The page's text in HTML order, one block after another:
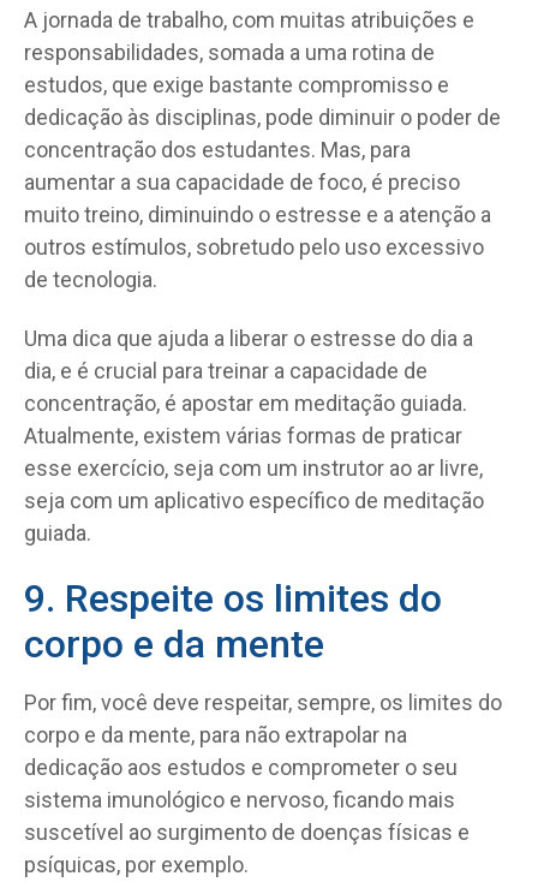
A jornada de trabalho, com muitas atribuições e
responsabilidades, somada a uma rotina de
estudos, que exige bastante compromisso e
dedicação às disciplinas, pode diminuir o poder de
concentração dos estudantes. Mas, para
aumentar a sua capacidade de foco, é preciso
muito treino, diminuindo o estresse e a atenção a
outros estímulos, sobretudo pelo uso excessivo
de tecnologia.
Uma dica que ajuda a liberar o estresse do dia a
dia, e é crucial para treinar a capacidade de
concentração, é apostar em meditação guiada.
Atualmente, existem várias formas de praticar
esse exercício, seja com um instrutor ao ar livre,
seja com um aplicativo específico de meditação
guiada.
9. Respeite os limites do
corpo e da mente
Por fim, você deve respeitar, sempre, os limites do
corpo e da mente, para não extrapolar na
dedicação aos estudos e comprometer o seu
sistema imunológico e nervoso, ficando mais
suscetível ao surgimento de doenças físicas e
psíquicas, por exemplo.